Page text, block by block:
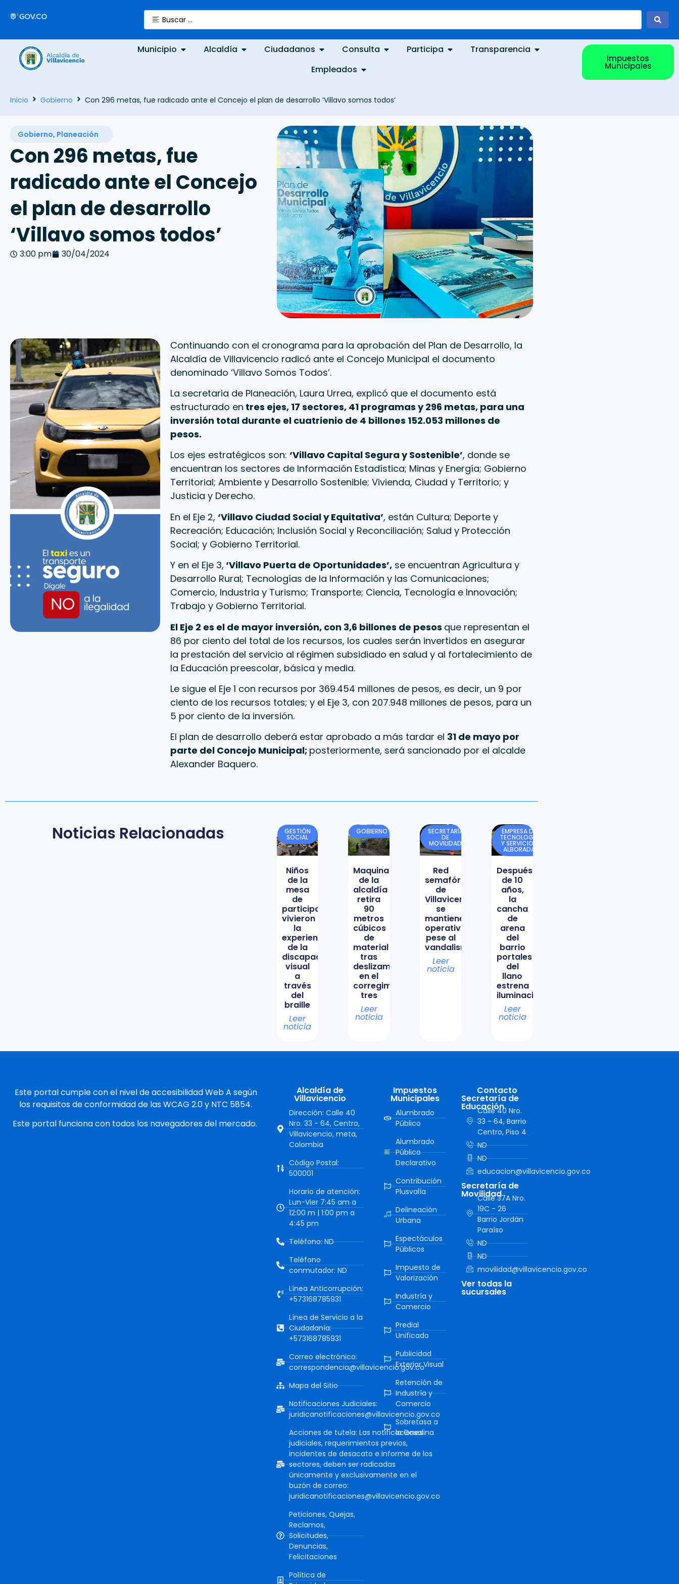
Municipio Alcaldía Ciudadanos Consulta Participa
Transparencia
Empleados
Impuestos
Municipales
Inicio Gobierno Con 296 metas, fue radicado ante el Concejo el plan de desarrollo ‘Villavo somos todos’
Gobierno, Planeación
Con 296 metas, fue
radicado ante el Concejo
el plan de desarrollo
‘Villavo somos todos’
3:00 pm 30/04/2024
Continuando con el cronograma para la aprobación del Plan de Desarrollo, la
Alcaldía de Villavicencio radicó ante el Concejo Municipal el documento
denominado ‘Villavo Somos Todos’.
La secretaria de Planeación, Laura Urrea, explicó que el documento está
estructurado en tres ejes, 17 sectores, 41 programas y 296 metas, para una
inversión total durante el cuatrienio de 4 billones 152.053 millones de
pesos.
Los ejes estratégicos son: ‘Villavo Capital Segura y Sostenible’, donde se
encuentran los sectores de Información Estadística; Minas y Energía; Gobierno
Territorial; Ambiente y Desarrollo Sostenible; Vivienda, Ciudad y Territorio; y
Justicia y Derecho.
En el Eje 2, ‘Villavo Ciudad Social y Equitativa’, están Cultura; Deporte y
Recreación; Educación; Inclusión Social y Reconciliación; Salud y Protección
Social; y Gobierno Territorial.
Y en el Eje 3, ‘Villavo Puerta de Oportunidades’,se encuentran Agricultura y
Desarrollo Rural; Tecnologías de la Información y las Comunicaciones;
Comercio, Industria y Turismo; Transporte; Ciencia, Tecnología e Innovación;
Trabajo y Gobierno Territorial.
El Eje 2 es el de mayor inversión, con 3,6 billones de pesos que representan el
86 por ciento del total de los recursos, los cuales serán invertidos en asegurar
la prestación del servicio al régimen subsidiado en salud y al fortalecimiento de
la Educación preescolar, básica y media.
Le sigue el Eje 1 con recursos por 369.454 millones de pesos, es decir, un 9 por
ciento de los recursos totales; y el Eje 3, con 207.948 millones de pesos, para un
5 por ciento de la inversión.
El plan de desarrollo deberá estar aprobado a más tardar el 31 de mayo por
parte del Concejo Municipal; posteriormente, será sancionado por el alcalde
Alexander Baquero.
Noticias Relacionadas GESTIÓN
SOCIAL
Niños
de la
mesa
de
participación
vivieron
la
experiencia
de la
discapacidad
visual
a
través
del
braille
Leer
noticia
GOBIERNO
Maquinaria
de la
alcaldía
retira
90
metros
cúbicos
de
material
tras
deslizamiento
en el
corregimiento
tres
Leer
noticia
SECRETARÍA
DE
MOVILIDAD
Red
semafórica
de
Villavicencio
se
mantiene
operativa
pese al
vandalismo
Leer
noticia
EMPRESA DE
TECNOLOGÍA
Y SERVICIOS
ALBORADA
Después
de 10
años,
la
cancha
de
arena
del
barrio
portales
del
llano
estrena
iluminación
Leer
noticia
Este portal cumple con el nivel de accesibilidad Web A según
los requisitos de conformidad de las WCAG 2.0 y NTC 5854.
Este portal funciona con todos los navegadores del mercado.
Alcaldía de
Villavicencio
Dirección: Calle 40
Nro. 33 - 64, Centro,
Villavicencio, meta,
Colombia
Código Postal:
500001
Horario de atención:
Lun-Vier 7:45 am a
12:00 m | 1:00 pm a
4:45 pm
Teléfono: ND
Teléfono
conmutador: ND
Línea Anticorrupción:
+573168785931
Línea de Servicio a la
Ciudadanía:
+573168785931
Correo electrónico:
correspondencia@villavicencio.gov.co
Mapa del Sitio
Notificaciones Judiciales:
juridicanotificaciones@villavicencio.gov.co
Acciones de tutela: Las notificaciones
judiciales, requerimientos previos,
incidentes de desacato e informe de los
sectores, deben ser radicadas
únicamente y exclusivamente en el
buzón de correo:
juridicanotificaciones@villavicencio.gov.co
Peticiones, Quejas,
Reclamos,
Solicitudes,
Denuncias,
Felicitaciones
Política de
Impuestos
Municipales
Alumbrado
Público
Alumbrado
Público
Declarativo
Contribución
Plusvalía
Delineación
Urbana
Espectáculos
Públicos
Impuesto de
Valorización
Industría y
Comercio
Predial
Unificado
Publicidad
Exterior Visual
Retención de
Industría y
Comercio
Sobretasa a
la Gasolina
Contacto
Secretaría de
Educación
Calle 40 Nro.
33 - 64, Barrio
Centro, Piso 4
ND
ND
educacion@villavicencio.gov.co
Secretaría de
Movilidad
Calle 37A Nro.
19C - 26
Barrio Jordán
Paraíso
ND
ND
movilidad@villavicencio.gov.co
Ver todas la
sucursales